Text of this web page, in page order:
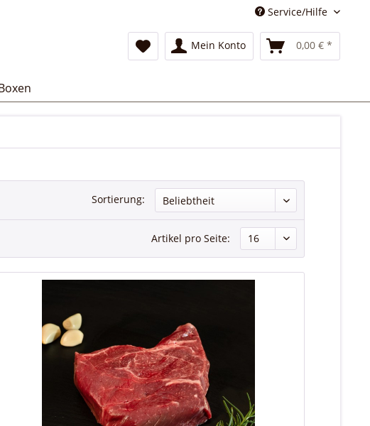
Service/Hilfe
Mein Konto 0,00 € *
Sortierung:
Artikel pro Seite: